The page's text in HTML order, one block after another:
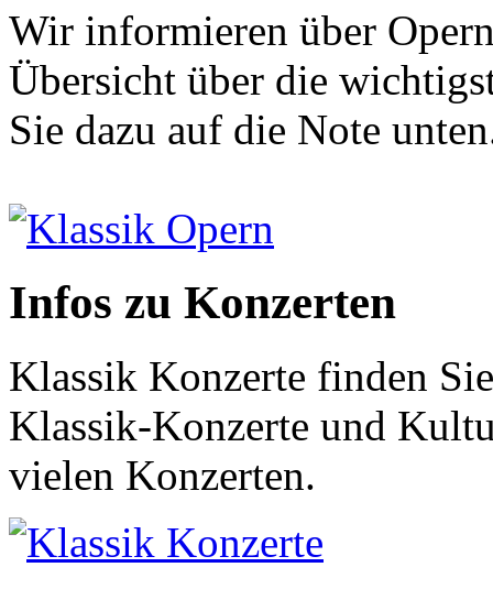
Wir informieren über
Übersicht über die
Sie dazu auf die Note
Klassik Opern
Infos zu Konzerten
Klassik Konzerte finden
Klassik-Konzerte und
vielen Konzerten.
Klassik Konzerte